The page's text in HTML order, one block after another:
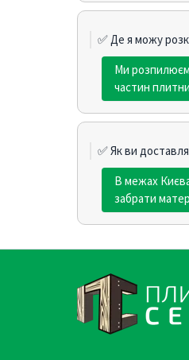
✅ Де я можу
Ми
частин
✅ Як ви
В межах
забрати